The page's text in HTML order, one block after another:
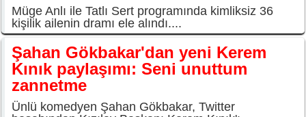
Müge Anlı ile Tatlı Sert programında kimliksiz 36
kişilik ailenin dramı ele alındı....
Şahan Gökbakar'dan yeni Kerem
Kınık paylaşımı: Seni unuttum
zannetme
Ünlü komedyen Şahan Gökbakar, Twitter